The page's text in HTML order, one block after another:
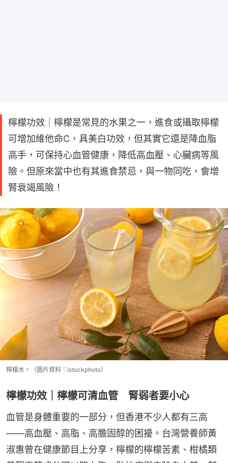
檸檬功效｜檸檬是常見的水果之一，進食或攝取檸檬
可增加維他命C，具美白功效，但其實它還是降血脂
高手，可保持心血管健康，降低高血壓、心臟病等風
險。但原來當中也有其進食禁忌，與一物同吃，會增
腎衰竭風險！
檸檬水。（圖片資料：istockphoto）
檸檬功效｜檸檬可清血管 腎弱者要小心
血管是身體重要的一部分，但香港不少人都有三高
——高血壓、高脂、高膽固醇的困擾。台灣營養師黃
淑惠曾在健康節目上分享，檸檬的檸檬苦素、柑橘類